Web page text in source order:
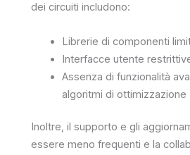
dei circuiti includono:
Librerie di componenti
Interfacce utente
Assenza di funzionalità
algoritmi di ottimizzazione
Inoltre, il supporto e gli
essere meno frequenti e la